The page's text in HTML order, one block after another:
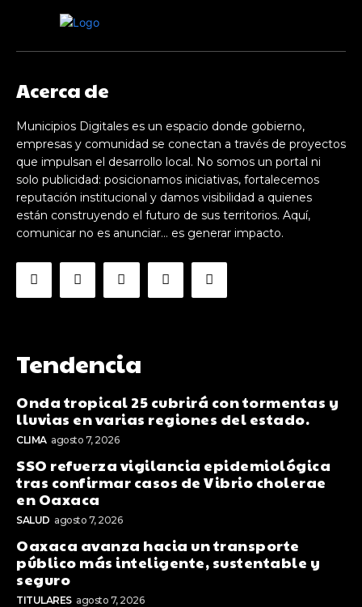
Acerca de
Municipios Digitales es un espacio donde gobierno,
empresas y comunidad se conectan a través de proyectos
que impulsan el desarrollo local. No somos un portal ni
solo publicidad: posicionamos iniciativas, fortalecemos
reputación institucional y damos visibilidad a quienes
están construyendo el futuro de sus territorios. Aquí,
comunicar no es anunciar… es generar impacto.
Tendencia
Onda tropical 25 cubrirá con tormentas y
lluvias en varias regiones del estado.
CLIMA agosto 7, 2026
SSO refuerza vigilancia epidemiológica
tras confirmar casos de Vibrio cholerae
en Oaxaca
SALUD agosto 7, 2026
Oaxaca avanza hacia un transporte
público más inteligente, sustentable y
seguro
TITULARES agosto 7, 2026